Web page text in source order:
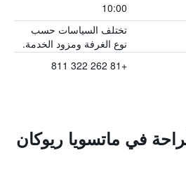
10:00
تختلف السياسات حسب
نوع الغرفة ومزود الخدمة.
+81 262 322 811
في ماتسويا ريوكان